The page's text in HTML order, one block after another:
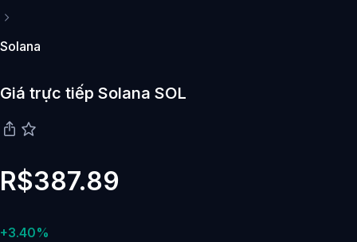
Solana
Giá trực tiếp Solana SOL
R$387.89
+3.40%